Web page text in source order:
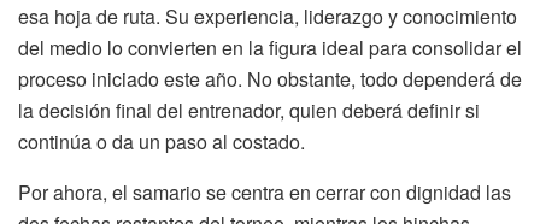
esa hoja de ruta. Su experiencia, liderazgo y conocimiento
del medio lo convierten en la figura ideal para consolidar el
proceso iniciado este año. No obstante, todo dependerá de
la decisión final del entrenador, quien deberá definir si
continúa o da un paso al costado.
Por ahora, el samario se centra en cerrar con dignidad las